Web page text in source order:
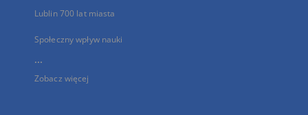
Lublin 700 lat miasta
Społeczny wpływ nauki
...
Zobacz więcej